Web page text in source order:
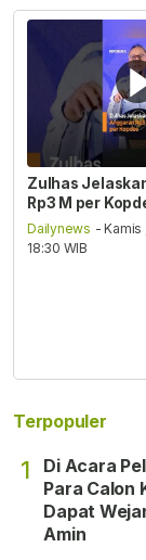
Zulhas
Rp3 M per
Dailynews - Kamis
18:30 WIB
Terpopuler
1
Di Acara
Para Calon
Dapat
Amin